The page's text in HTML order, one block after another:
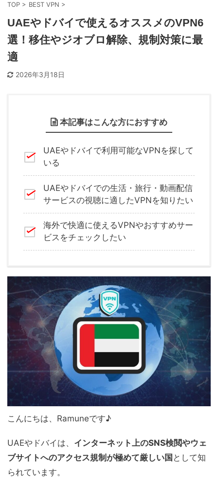
TOP > BEST VPN >
UAEやドバイで使えるオススメのVPN6
選！移住やジオブロ解除、規制対策に最
適
2026年3月18日
本記事はこんな方におすすめ
UAEやドバイで利用可能なVPNを探して
いる
UAEやドバイでの生活・旅行・動画配信
サービスの視聴に適したVPNを知りたい
海外で快適に使えるVPNやおすすめサー
ビスをチェックしたい
こんにちは、Ramuneです♪
UAEやドバイは、 インターネット上のSNS検閲やウェ
ブサイトへのアクセス規制が極めて厳しい国 として知
られています。